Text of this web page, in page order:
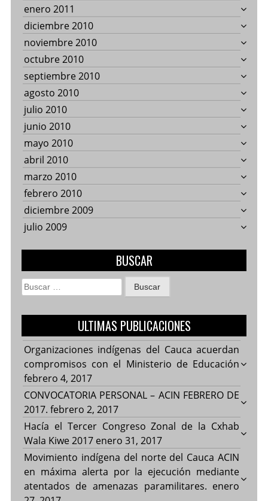
enero 2011
diciembre 2010
noviembre 2010
octubre 2010
septiembre 2010
agosto 2010
julio 2010
junio 2010
mayo 2010
abril 2010
marzo 2010
febrero 2010
diciembre 2009
julio 2009
BUSCAR
Buscar:
ULTIMAS PUBLICACIONES
Organizaciones indígenas del Cauca acuerdan
compromisos con el Ministerio de Educación
febrero 4, 2017
CONVOCATORIA PERSONAL – ACIN FEBRERO DE
2017. febrero 2, 2017
Hacía el Tercer Congreso Zonal de la Cxhab
Wala Kiwe 2017 enero 31, 2017
Movimiento indígena del norte del Cauca ACIN
en máxima alerta por la ejecución mediante
atentados de amenazas paramilitares. enero